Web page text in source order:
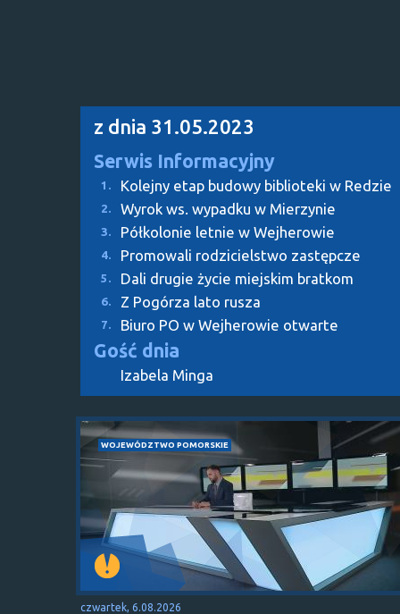
z dnia 31.05.2023
Serwis Informacyjny
1. Kolejny etap budowy biblioteki w Redzie
2. Wyrok ws. wypadku w Mierzynie
3. Półkolonie letnie w Wejherowie
4. Promowali rodzicielstwo zastępcze
5. Dali drugie życie miejskim bratkom
6. Z Pogórza lato rusza
7. Biuro PO w Wejherowie otwarte
Gość dnia
Izabela Minga
WOJEWÓDZTWO POMORSKIE
czwartek, 6.08.2026